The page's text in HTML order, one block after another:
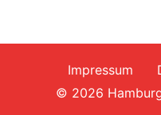
Impressum
© 2026